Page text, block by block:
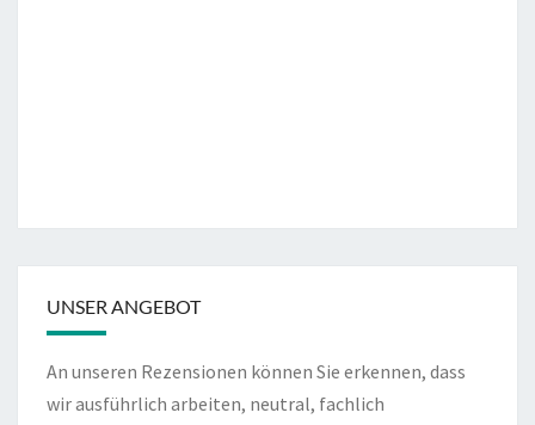
UNSER ANGEBOT
An unseren Rezensionen können Sie erkennen, dass
wir ausführlich arbeiten, neutral, fachlich